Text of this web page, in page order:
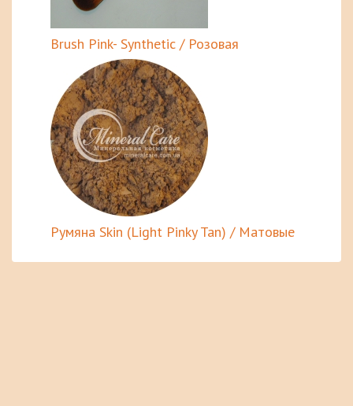
Brush Pink- Synthetic / Розовая
Румяна Skin (Light Pinky Tan) / Матовые